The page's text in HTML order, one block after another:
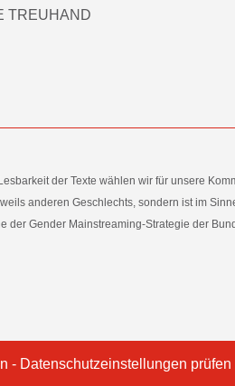
TREUHAND
der Texte wählen wir für unsere
anderen Geschlechts, sondern ist im
Gender Mainstreaming-Strategie der
- Datenschutzeinstellungen prüfen